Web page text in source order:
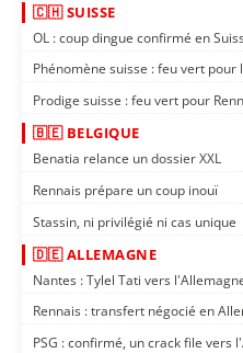
🇨🇭 SUISSE
OL : coup dingue confirmé en
Phénomène suisse : feu vert pour
Prodige suisse : feu vert pour
🇧🇪 BELGIQUE
Benatia relance un dossier XXL
Rennais prépare un coup inouï
Stassin, ni privilégié ni cas unique
🇩🇪 ALLEMAGNE
Nantes : Tylel Tati vers
Rennais : transfert négocié en
PSG : confirmé, un crack file vers